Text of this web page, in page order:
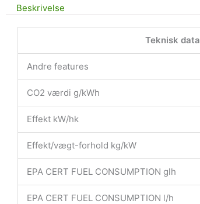
Beskrivelse
Teknisk data
Andre features
CO2 værdi g/kWh
Effekt kW/hk
Effekt/vægt-forhold kg/kW
EPA CERT FUEL CONSUMPTION glh
EPA CERT FUEL CONSUMPTION l/h